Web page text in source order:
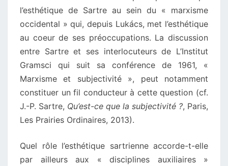
l’esthétique de Sartre au sein du « marxisme
occidental » qui, depuis Lukács, met l’esthétique
au coeur de ses préoccupations. La discussion
entre Sartre et ses interlocuteurs de L’Institut
Gramsci qui suit sa conférence de 1961, «
Marxisme et subjectivité », peut notamment
constituer un fil conducteur à cette question (cf.
J.-P. Sartre, Qu’est-ce que la subjectivité ?, Paris,
Les Prairies Ordinaires, 2013).
Quel rôle l’esthétique sartrienne accorde-t-elle
par ailleurs aux « disciplines auxiliaires »